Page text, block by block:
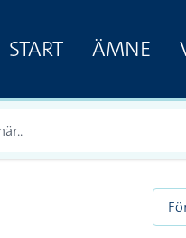
START ÄMNE